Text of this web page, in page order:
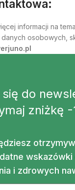
informacji na
osobowych,
do
zniżkę -
i zdrowych